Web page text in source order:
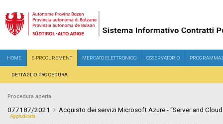
HOME E-PROCUREMENT MERCATO ELETTRONICO OSSERVATORIO
DETTAGLIO PROCEDURA
Procedura aperta
077187/2021 Acquisto dei servizi Microsoft Azure - “Server and
Aggiudicata